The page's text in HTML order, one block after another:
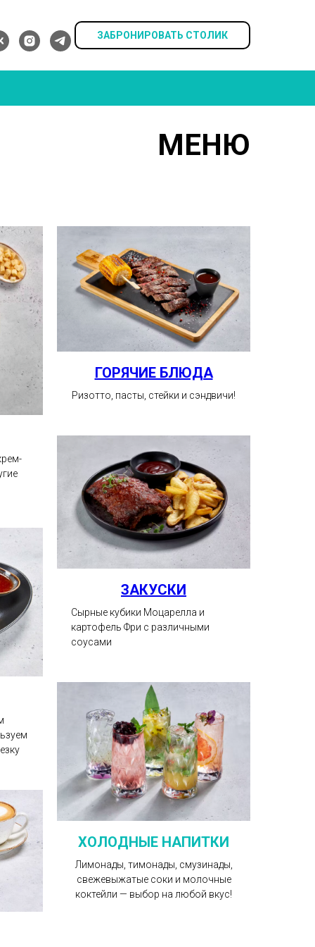
ЗАБРОНИРОВАТЬ СТОЛИК
МЕНЮ
ГОРЯЧИЕ БЛЮДА
Ризотто, пасты, стейки и сэндвичи!
ЗАКУСКИ
Сырные кубики Моцарелла и
картофель Фри с различными
соусами
ХОЛОДНЫЕ НАПИТКИ
Лимонады, тимонады, смузинады,
свежевыжатые соки и молочные
коктейли — выбор на любой вкус!